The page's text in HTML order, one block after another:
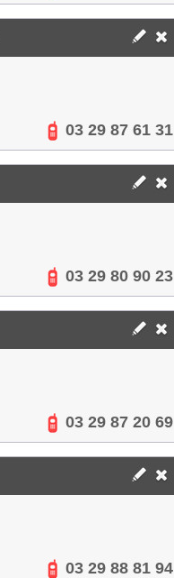
03 29 87 61 31
03 29 80 90 23
03 29 87 20 69
03 29 88 81 94